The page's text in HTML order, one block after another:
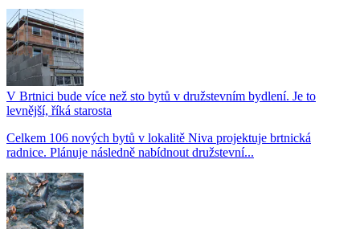
V Brtnici bude více než sto bytů v družstevním bydlení. Je to
levnější, říká starosta
Celkem 106 nových bytů v lokalitě Niva projektuje brtnická
radnice. Plánuje následně nabídnout družstevní...